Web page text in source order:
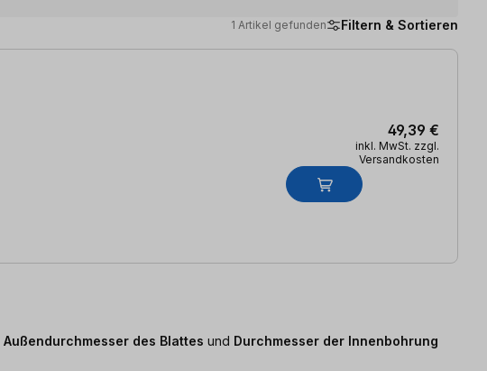
1 Artikel gefunden Filtern & Sortieren
49,39 €
inkl. MwSt. zzgl.
Versandkosten
Außendurchmesser des Blattes und Durchmesser der Innenbohrung